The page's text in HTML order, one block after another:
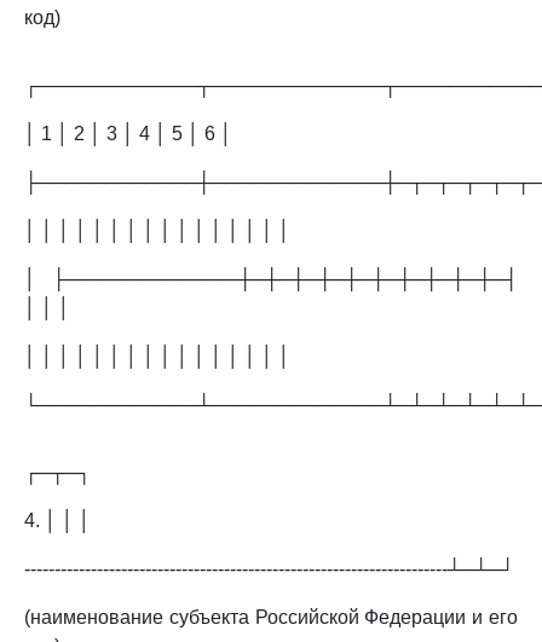
код)
│ 1 │ 2 │ 3 │ 4 │ 5 │ 6 │
│ ├─────────────┼─┼─┼─┼─┼─┼─┼─┼─┼─┼─┤
┌─┬─┐
4. │ │ │
----------------------------------------------------------------------┴─┴─┘
(наименование субъекта Российской Федерации и его